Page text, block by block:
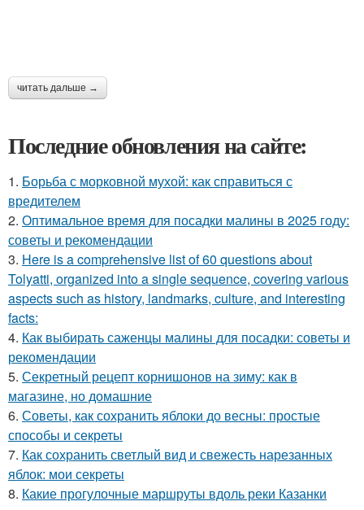
читать дальше →
Последние обновления на сайте:
1. Борьба с морковной мухой: как справиться с
вредителем
2. Оптимальное время для посадки малины в 2025 году:
советы и рекомендации
3. Here is a comprehensive list of 60 questions about
Tolyatti, organized into a single sequence, covering various
aspects such as history, landmarks, culture, and interesting
facts:
4. Как выбирать саженцы малины для посадки: советы и
рекомендации
5. Секретный рецепт корнишонов на зиму: как в
магазине, но домашние
6. Советы, как сохранить яблоки до весны: простые
способы и секреты
7. Как сохранить светлый вид и свежесть нарезанных
яблок: мои секреты
8. Какие прогулочные маршруты вдоль реки Казанки